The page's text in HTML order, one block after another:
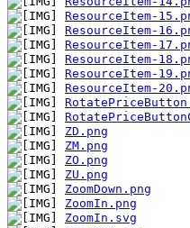
ResourceItem-
ResourceItem-
ResourceItem-
ResourceItem-
ResourceItem-
ResourceItem-
ZD.png
ZM.png
ZO.png
ZU.png
ZoomDown.png
ZoomIn.png
ZoomIn.svg